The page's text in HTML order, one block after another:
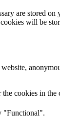
are stored on
will be
the cookies in
"Functional".